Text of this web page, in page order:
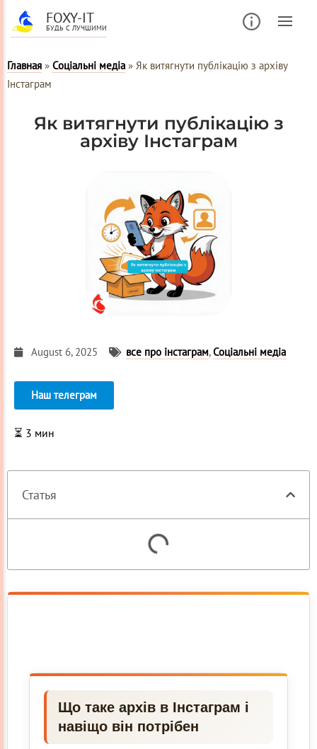
FOXY-IT
БУДЬ С ЛУЧШИМИ
Главная » Соціальні медіа » Як витягнути публікацію з архіву
Інстаграм
Як витягнути публікацію з
архіву Інстаграм
August 6, 2025 все про інстаграм,Соціальні медіа
Наш телеграм
⏳ 3 мин
Статья
Що таке архів в Інстаграм і
навіщо він потрібен